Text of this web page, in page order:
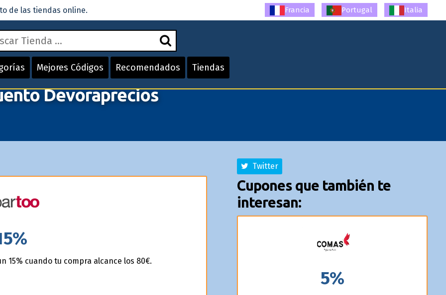
Mejores Códigos Recomendados Tiendas
de las tiendas online. Francia Portugal Italia
Devoraprecios
15% cuando tu compra alcance los 80€.
Twitter
Cupones que también te
interesan:
5%